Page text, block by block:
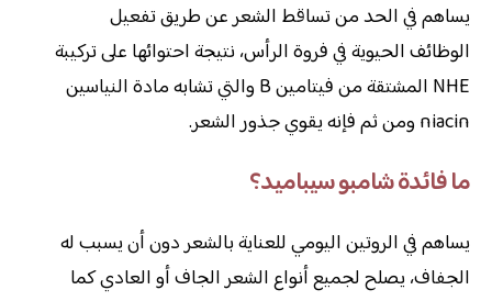
يساهم في الحد من تساقط الشعر عن طريق تفعيل
الوظائف الحيوية في فروة الرأس، نتيجة احتوائها على تركيبة
NHE المشتقة من فيتامين B والتي تشابه مادة النياسين
niacin ومن ثم فإنه يقوي جذور الشعر.
ما فائدة شامبو سيباميد؟
يساهم في الروتين اليومي للعناية بالشعر دون أن يسبب له
الجفاف، يصلح لجميع أنواع الشعر الجاف أو العادي كما